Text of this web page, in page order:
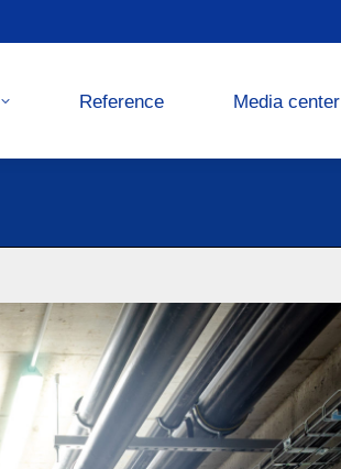
Reference Media center